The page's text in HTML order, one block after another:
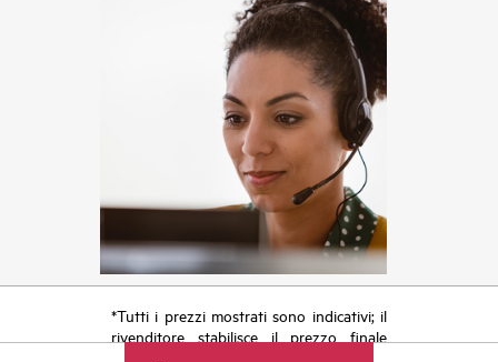
*Tutti i prezzi mostrati sono indicativi; il
rivenditore stabilisce il prezzo finale